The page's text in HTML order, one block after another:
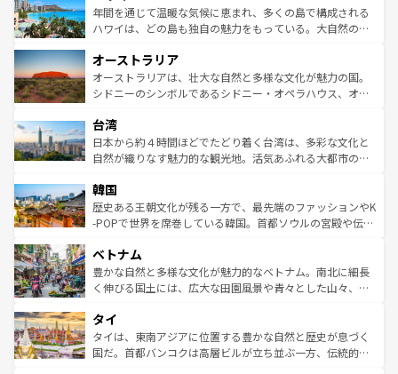
着のスイス情報はコンテンツ一覧 を参照してほしい。
ンメントが詰まった刺激的なスポットだ。一方、アメリカ
西部には大自然が広がり、グランドキャニオンやイエロー
部のニューオーリンズでは、音楽と美食が融合した独特の
文化が魅力。旅行者はアメリカの各地域で異なる魅力を楽
しみながら、その多様性と豊かな歴史を感じることができ
ならではの贅沢な旅のスタイルだ。 なお、新着のアメリカ
情報はコンテンツ一覧を参照してほしい。
年間を通じて温暖な気候に恵まれ、多くの島で構成される
ハワイは、どの島も独自の魅力をもっている。大自然の神
ワイ島は見逃せない。また、定番の観光地といえばオアフ
島だが、静かな自然を求めるならマウイ島やカウアイ島が
おすすめ。エメラルドグリーンに輝く海をはじめ、豊かな
れるおもてなしの心で訪れる人々を迎えてくれるハワイの
人々、おいしいローカルフードやハワイアンミュージッ
ク、伝統的なフラダンスなど、すべてがハワイの魅力を彩
ワイを、存分に味わってほしい。 なお、新着のハワイ情報
はコンテンツ一覧を参照してほしい。
オーストラリア
オーストラリアは、壮大な自然と多様な文化が魅力の国。
シドニーのシンボルであるシドニー・オペラハウス、オー
リアリーフや大陸中央部にそびえるウルル（エアーズロッ
ク）、タスマニアの美しい原生林やケアンズの熱帯雨林な
ど、見どころがたくさん。また、カフェやワイン、オージ
いる。アクティビティも充実しており、サーフィンやダイ
ビング、ハイキングなど、アウトドア好きにはたまらな
い。オーストラリアの多彩な魅力を存分に味わいつくそ
参照してほしい。
台湾
日本から約４時間ほどでたどり着く台湾は、多彩な文化と
自然が織りなす魅力的な観光地。活気あふれる大都市の台
ン）、静ひつな山岳地帯である台湾東部など、都市の喧騒
と山間の静けさが共存しており、訪れる人に新しい発見と
驚きをもたらしてくれる。また、奥深い台湾の食文化も魅
容にもいいと評判のスイーツなど、バラエティ豊かな料理
が味わえる。 なお、新着の台湾情報は コンテンツ一覧を参
照してほしい。
韓国
歴史ある王朝文化が残る一方で、最先端のファッションやK
-POPで世界を席巻している韓国。首都ソウルの宮殿や伝統
き、地方に足を延ばせば四季折々の自然美を楽しむことが
できる。そして、キムチや焼肉、絶品のストリートフード
まで、さまざまな韓国料理が待っている。夜には、韓国な
リティに包まれながら、韓国の多彩な魅力を心ゆくまで味
わってみてほしい。 なお、新着の韓国情報はコンテンツ一
覧を参照してほしい。
ベトナム
豊かな自然と多様な文化が魅力的なベトナム。南北に細長
く伸びる国土には、広大な田園風景や青々とした山々、世
急速な発展と共に伝統が息づく。ハノイの古い町並みやホ
ーチミン市のフランス統治時代の建物も、独特の雰囲気を
醸し出している。また、バラエティの豊かさとおいしさで
タイ
タイは、東南アジアに位置する豊かな自然と歴史が息づく
国だ。首都バンコクは高層ビルが立ち並ぶ一方、伝統的な